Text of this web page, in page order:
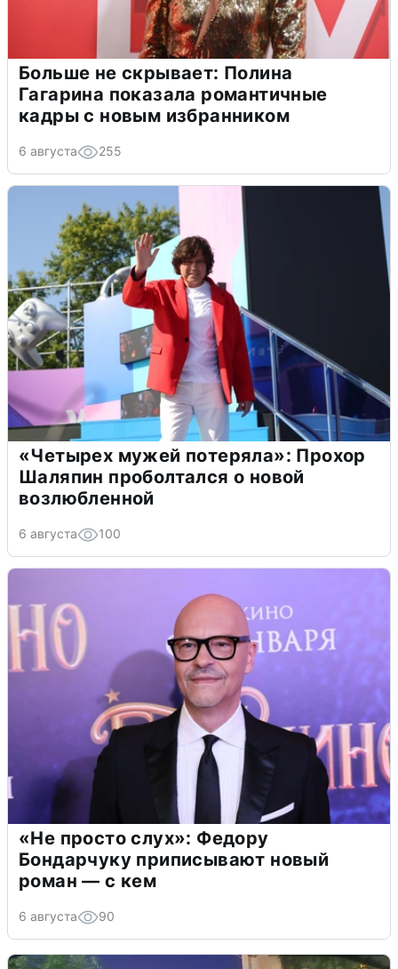
Больше не скрывает: Полина
Гагарина показала романтичные
кадры с новым избранником
6 августа 255
«Четырех мужей потеряла»: Прохор
Шаляпин проболтался о новой
возлюбленной
6 августа 100
«Не просто слух»: Федору
Бондарчуку приписывают новый
роман — с кем
6 августа 90